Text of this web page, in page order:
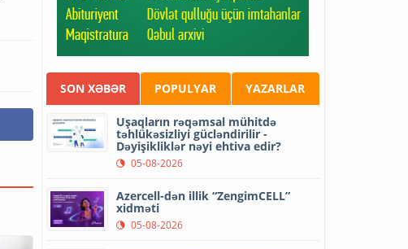
SON XƏBƏR POPULYAR YAZARLAR
Uşaqların rəqəmsal mühitdə
təhlükəsizliyi gücləndirilir -
Dəyişikliklər nəyi ehtiva edir?
05-08-2026
Azercell-dən illik “ZengimCELL”
xidməti
05-08-2026